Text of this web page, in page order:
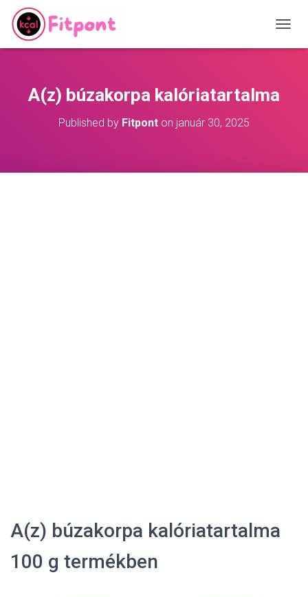
O
A(z) búzakorpa kalóriatartalma
Published by Fitpont on január 30, 2025
A(z) búzakorpa kalóriatartalma
100 g termékben